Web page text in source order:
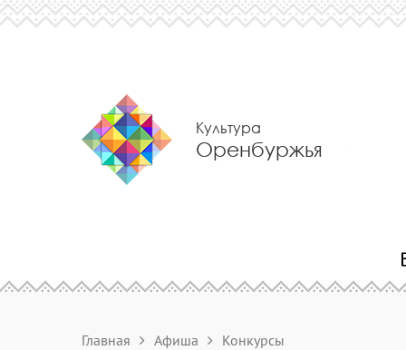
Культура
Оренбуржья
Главная Афиша Конкурсы